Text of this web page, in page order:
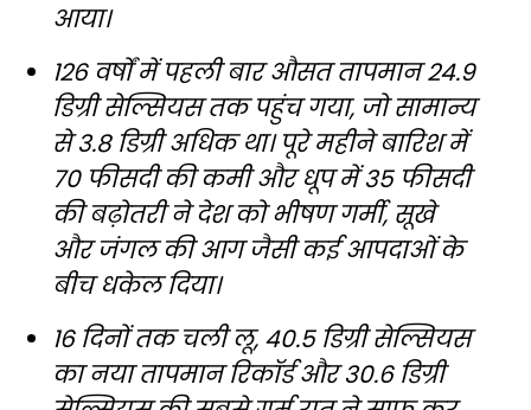
आया।
126 वर्षों में पहली बार औसत तापमान 24.9
डिग्री सेल्सियस तक पहुंच गया, जो सामान्य
से 3.8 डिग्री अधिक था। पूरे महीने बारिश में
70 फीसदी की कमी और धूप में 35 फीसदी
की बढ़ोतरी ने देश को भीषण गर्मी, सूखे
और जंगल की आग जैसी कई आपदाओं के
बीच धकेल दिया।
16 दिनों तक चली लू, 40.5 डिग्री सेल्सियस
का नया तापमान रिकॉर्ड और 30.6 डिग्री